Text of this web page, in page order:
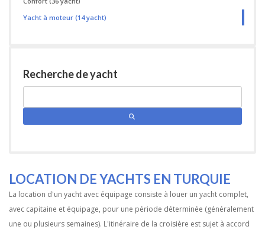
Yacht à moteur (14 yacht)
Recherche de yacht
LOCATION DE YACHTS EN TURQUIE
La location d'un yacht avec équipage consiste à louer un yacht complet,
avec capitaine et équipage, pour une période déterminée (généralement
une ou plusieurs semaines). L'itinéraire de la croisière est sujet à accord